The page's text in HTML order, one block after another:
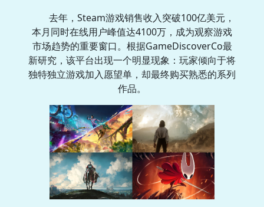
去年，Steam游戏销售收入突破100亿美元，
本月同时在线用户峰值达4100万，成为观察游戏
市场趋势的重要窗口。根据GameDiscoverCo最
新研究，该平台出现一个明显现象：玩家倾向于将
独特独立游戏加入愿望单，却最终购买熟悉的系列
作品。